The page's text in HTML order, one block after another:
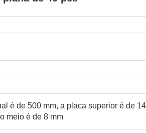
é de 500 mm, a placa superior é de 14
meio é de 8 mm